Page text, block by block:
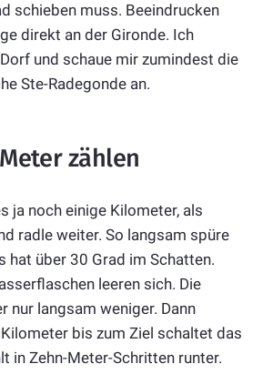
schieben muss. Beeindrucken
direkt an der Gironde. Ich
und schaue mir zumindest die
Ste-Radegonde an.
zählen
ja noch einige Kilometer, als
radle weiter. So langsam spüre
hat über 30 Grad im Schatten.
leeren sich. Die
nur langsam weniger. Dann
bis zum Ziel schaltet das
in Zehn-Meter-Schritten runter.